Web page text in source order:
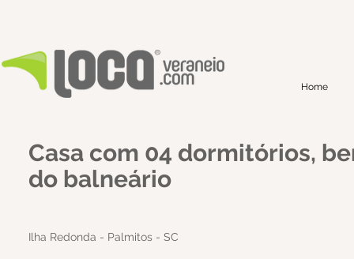
Home
Casa com 04 dormitórios,
do balneário
Ilha Redonda - Palmitos - SC